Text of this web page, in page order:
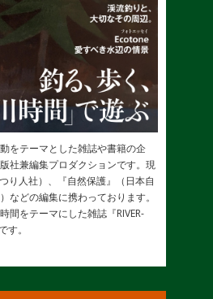
をテーマとした雑誌や書籍の企
社兼編集プロダクションです。現
り人社）、『自然保護』（日本自
どの編集に携わっております。
間をテーマにした雑誌『RIVER-
す。